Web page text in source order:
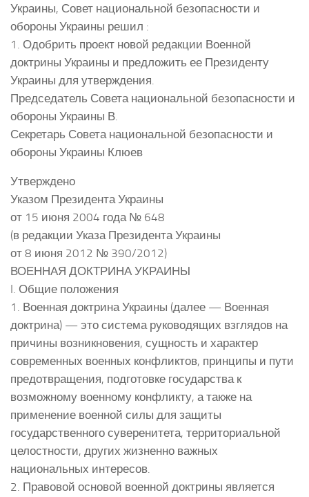
Украины, Совет национальной безопасности и
обороны Украины решил :
1. Одобрить проект новой редакции Военной
доктрины Украины и предложить ее Президенту
Украины для утверждения.
Председатель Совета национальной безопасности и
обороны Украины В.
Секретарь Совета национальной безопасности и
обороны Украины Клюев
Утверждено
Указом Президента Украины
от 15 июня 2004 года № 648
(в редакции Указа Президента Украины
от 8 июня 2012 № 390/2012)
ВОЕННАЯ ДОКТРИНА УКРАИНЫ
I. Общие положения
1. Военная доктрина Украины (далее — Военная
доктрина) — это система руководящих взглядов на
причины возникновения, сущность и характер
современных военных конфликтов, принципы и пути
предотвращения, подготовке государства к
возможному военному конфликту, а также на
применение военной силы для защиты
государственного суверенитета, территориальной
целостности, других жизненно важных
национальных интересов.
2. Правовой основой военной доктрины является